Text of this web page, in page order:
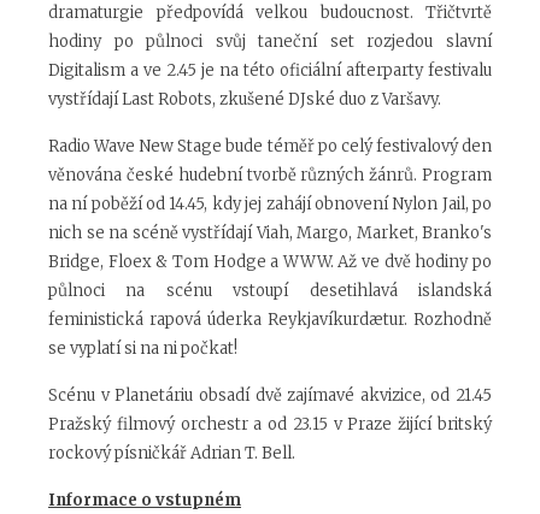
dramaturgie předpovídá velkou budoucnost. Třičtvrtě
hodiny po půlnoci svůj taneční set rozjedou slavní
Digitalism a ve 2.45 je na této oficiální afterparty festivalu
vystřídají Last Robots, zkušené DJské duo z Varšavy.
Radio Wave New Stage bude téměř po celý festivalový den
věnována české hudební tvorbě různých žánrů. Program
na ní poběží od 14.45, kdy jej zahájí obnovení Nylon Jail, po
nich se na scéně vystřídají Viah, Margo, Market, Branko's
Bridge, Floex & Tom Hodge a WWW. Až ve dvě hodiny po
půlnoci na scénu vstoupí desetihlavá islandská
feministická rapová úderka Reykjavíkurdætur. Rozhodně
se vyplatí si na ni počkat!
Scénu v Planetáriu obsadí dvě zajímavé akvizice, od 21.45
Pražský filmový orchestr a od 23.15 v Praze žijící britský
rockový písničkář Adrian T. Bell.
Informace o vstupném